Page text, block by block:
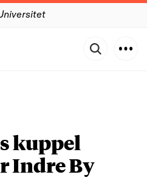
kuppel
Indre By